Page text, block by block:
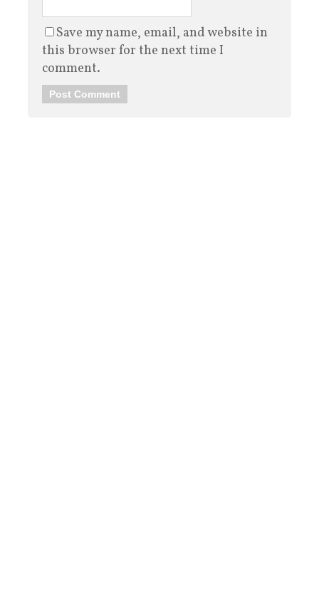
Save my name, email, and website in
this browser for the next time I
comment.